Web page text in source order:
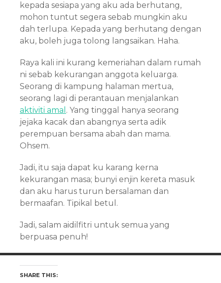
kepada sesiapa yang aku ada berhutang,
mohon tuntut segera sebab mungkin aku
dah terlupa. Kepada yang berhutang dengan
aku, boleh juga tolong langsaikan. Haha.
Raya kali ini kurang kemeriahan dalam rumah
ni sebab kekurangan anggota keluarga.
Seorang di kampung halaman mertua,
seorang lagi di perantauan menjalankan
aktiviti amal . Yang tinggal hanya seorang
jejaka kacak dan abangnya serta adik
perempuan bersama abah dan mama.
Ohsem.
Jadi, itu saja dapat ku karang kerna
kekurangan masa; bunyi enjin kereta masuk
dan aku harus turun bersalaman dan
bermaafan. Tipikal betul.
Jadi, salam aidilfitri untuk semua yang
berpuasa penuh!
SHARE THIS: